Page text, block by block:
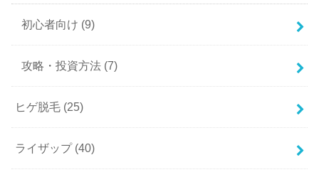
初心者向け (9)
攻略・投資方法 (7)
ヒゲ脱毛 (25)
ライザップ (40)